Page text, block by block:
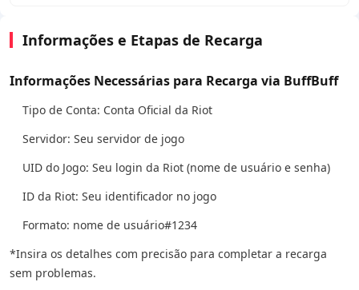
Informações e Etapas de Recarga
Informações Necessárias para Recarga via BuffBuff
Tipo de Conta: Conta Oficial da Riot
Servidor: Seu servidor de jogo
UID do Jogo: Seu login da Riot (nome de usuário e senha)
ID da Riot: Seu identificador no jogo
Formato: nome de usuário#1234
*Insira os detalhes com precisão para completar a recarga
sem problemas.